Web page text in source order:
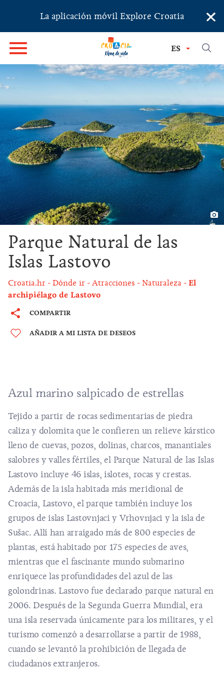
La aplicación móvil Explore Croatia ×
ES
Parque Natural de las
Islas Lastovo
Croatia.hr Dónde ir Atracciones Naturaleza
El
archipiélago de Lastovo
COMPARTIR
AÑADIR A MI LISTA DE DESEOS
Azul marino salpicado de estrellas
Tejido a partir de rocas sedimentarias de piedra
caliza y dolomita que le confieren un relieve kárstico
lleno de cuevas, pozos, dolinas, charcos, manantiales
salobres y valles fértiles, el Parque Natural de las Islas
Lastovo incluye 46 islas, islotes, rocas y crestas.
Además de la isla habitada más meridional de
Croacia, Lastovo, el parque también incluye los
grupos de islas Lastovnjaci y Vrhovnjaci y la isla de
Sušac. Allí han arraigado más de 800 especies de
plantas, está habitado por 175 especies de aves,
mientras que el fascinante mundo submarino
enriquece las profundidades del azul de las
golondrinas. Lastovo fue declarado parque naturalen
2006. Después de la Segunda Guerra Mundial, era
una isla reservada únicamente para los militares, y el
turismo comenzó a desarrollarse a partir de 1988,
cuando se levantó la prohibición de llegada de
ciudadanos extranjeros.